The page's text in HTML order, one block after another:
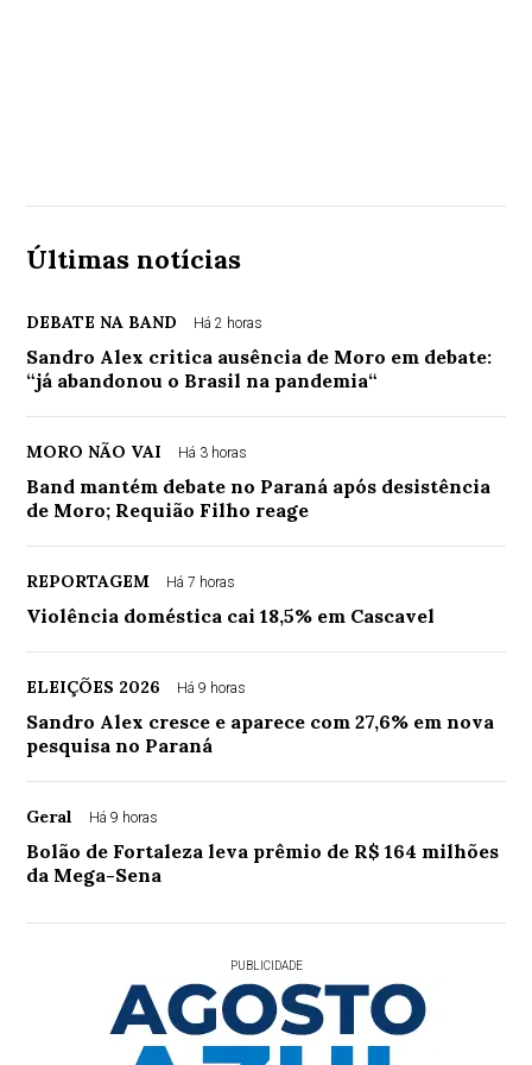
Últimas notícias
DEBATE NA BAND Há 2 horas
Sandro Alex critica ausência de Moro em debate:
“já abandonou o Brasil na pandemia“
MORO NÃO VAI Há 3 horas
Band mantém debate no Paraná após desistência
de Moro; Requião Filho reage
REPORTAGEM Há 7 horas
Violência doméstica cai 18,5% em Cascavel
ELEIÇÕES 2026 Há 9 horas
Sandro Alex cresce e aparece com 27,6% em nova
pesquisa no Paraná
Geral Há 9 horas
Bolão de Fortaleza leva prêmio de R$ 164 milhões
da Mega-Sena
PUBLICIDADE